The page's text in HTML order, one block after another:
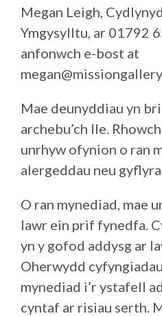
Megan Leigh,
Ymgysylltu, ar 01792
anfonwch e-bost at
Mae deunyddiau yn
archebu’ch lle.
unrhyw ofynion o ran
alergeddau neu
O ran mynediad, mae
lawr ein prif fynedfa.
yn y gofod addysg ar
Oherwydd
mynediad i’r ystafell
cyntaf ar risiau serth.